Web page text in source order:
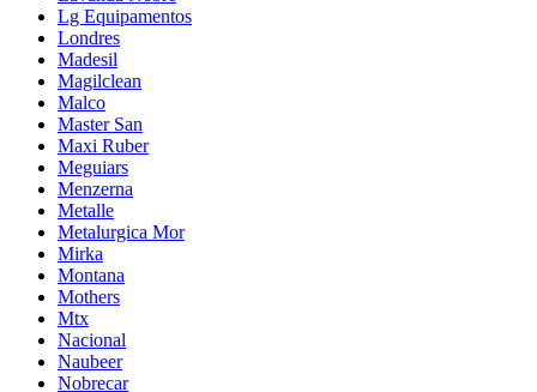
Lg Equipamentos
Londres
Madesil
Magilclean
Malco
Master San
Maxi Ruber
Meguiars
Menzerna
Metalle
Metalurgica Mor
Mirka
Montana
Mothers
Mtx
Nacional
Naubeer
Nobrecar